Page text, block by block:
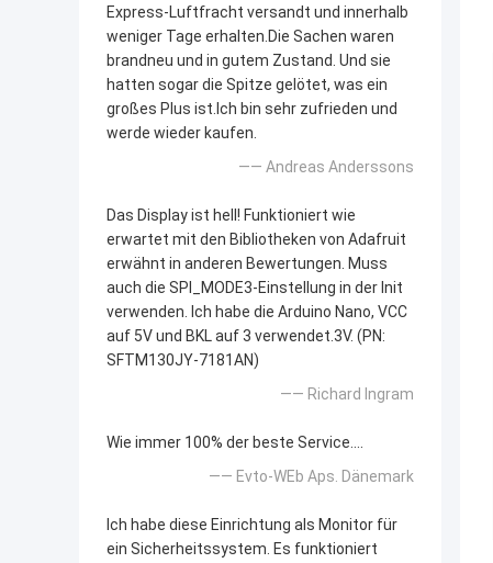
Express-Luftfracht versandt und innerhalb
weniger Tage erhalten.Die Sachen waren
brandneu und in gutem Zustand. Und sie
hatten sogar die Spitze gelötet, was ein
großes Plus ist.Ich bin sehr zufrieden und
werde wieder kaufen.
—— Andreas Anderssons
Das Display ist hell! Funktioniert wie
erwartet mit den Bibliotheken von Adafruit
erwähnt in anderen Bewertungen. Muss
auch die SPI_MODE3-Einstellung in der Init
verwenden. Ich habe die Arduino Nano, VCC
auf 5V und BKL auf 3 verwendet.3V. (PN:
SFTM130JY-7181AN)
—— Richard Ingram
Wie immer 100% der beste Service....
—— Evto-WEb Aps. Dänemark
Ich habe diese Einrichtung als Monitor für
ein Sicherheitssystem. Es funktioniert